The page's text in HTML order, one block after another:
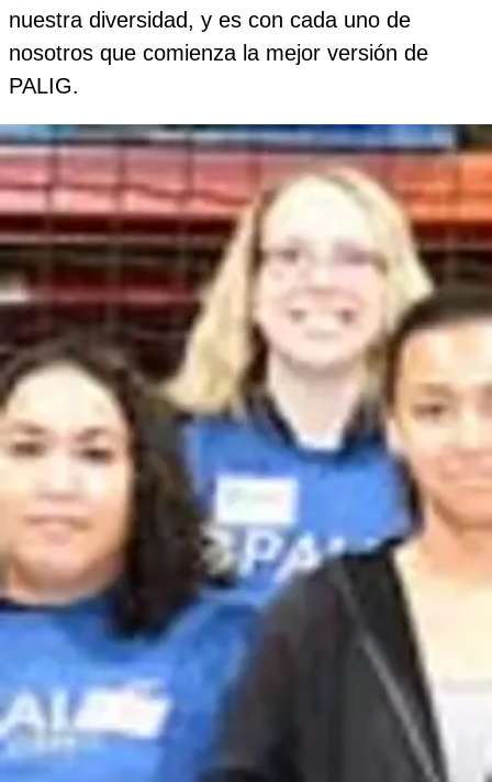
nuestra diversidad, y es con cada uno de
nosotros que comienza la mejor versión de
PALIG.